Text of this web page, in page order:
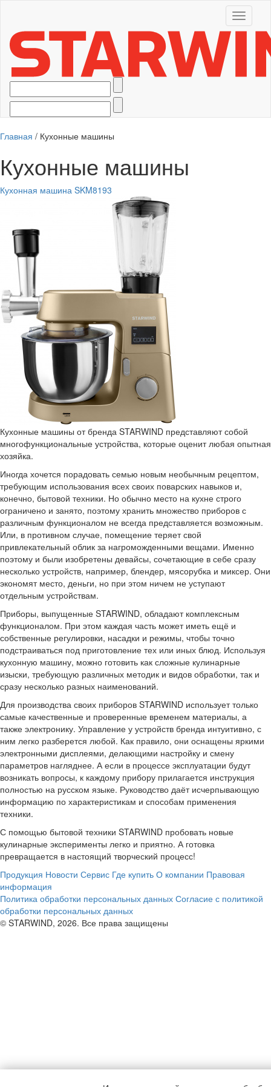
Toggle
Главная / Кухонные машины
Кухонные машины
Кухонная машина SKM8193
Кухонные машины от бренда STARWIND представляют собой
многофункциональные устройства, которые оценит любая опытная
хозяйка.
Иногда хочется порадовать семью новым необычным рецептом,
требующим использования всех своих поварских навыков и,
конечно, бытовой техники. Но обычно место на кухне строго
ограничено и занято, поэтому хранить множество приборов с
различным функционалом не всегда представляется возможным.
Или, в противном случае, помещение теряет свой
привлекательный облик за нагроможденными вещами. Именно
поэтому и были изобретены девайсы, сочетающие в себе сразу
несколько устройств, например, блендер, мясорубка и миксер. Они
экономят место, деньги, но при этом ничем не уступают
отдельным устройствам.
Приборы, выпущенные STARWIND, обладают комплексным
функционалом. При этом каждая часть может иметь ещё и
собственные регулировки, насадки и режимы, чтобы точно
подстраиваться под приготовление тех или иных блюд. Используя
кухонную машину, можно готовить как сложные кулинарные
изыски, требующую различных методик и видов обработки, так и
сразу несколько разных наименований.
Для производства своих приборов STARWIND использует только
самые качественные и проверенные временем материалы, а
также электронику. Управление у устройств бренда интуитивно, с
ним легко разберется любой. Как правило, они оснащены яркими
электронными дисплеями, делающими настройку и смену
параметров нагляднее. А если в процессе эксплуатации будут
возникать вопросы, к каждому прибору прилагается инструкция
полностью на русском языке. Руководство даёт исчерпывающую
информацию по характеристикам и способам применения
техники.
С помощью бытовой техники STARWIND пробовать новые
кулинарные эксперименты легко и приятно. А готовка
превращается в настоящий творческий процесс!
Продукция Новости Сервис Где купить О компании Правовая
информация
Политика обработки персональных данных Согласие с политикой
обработки персональных данных
© STARWIND, 2026. Все права защищены